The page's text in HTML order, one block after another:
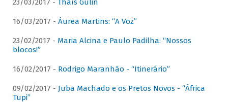
23/03/2017 - Thaís Gulin
16/03/2017 - Áurea Martins: “A Voz”
23/02/2017 - Maria Alcina e Paulo Padilha: “Nossos
blocos!”
16/02/2017 - Rodrigo Maranhão - “Itinerário”
09/02/2017 - Juba Machado e os Pretos Novos - “África
Tupi”